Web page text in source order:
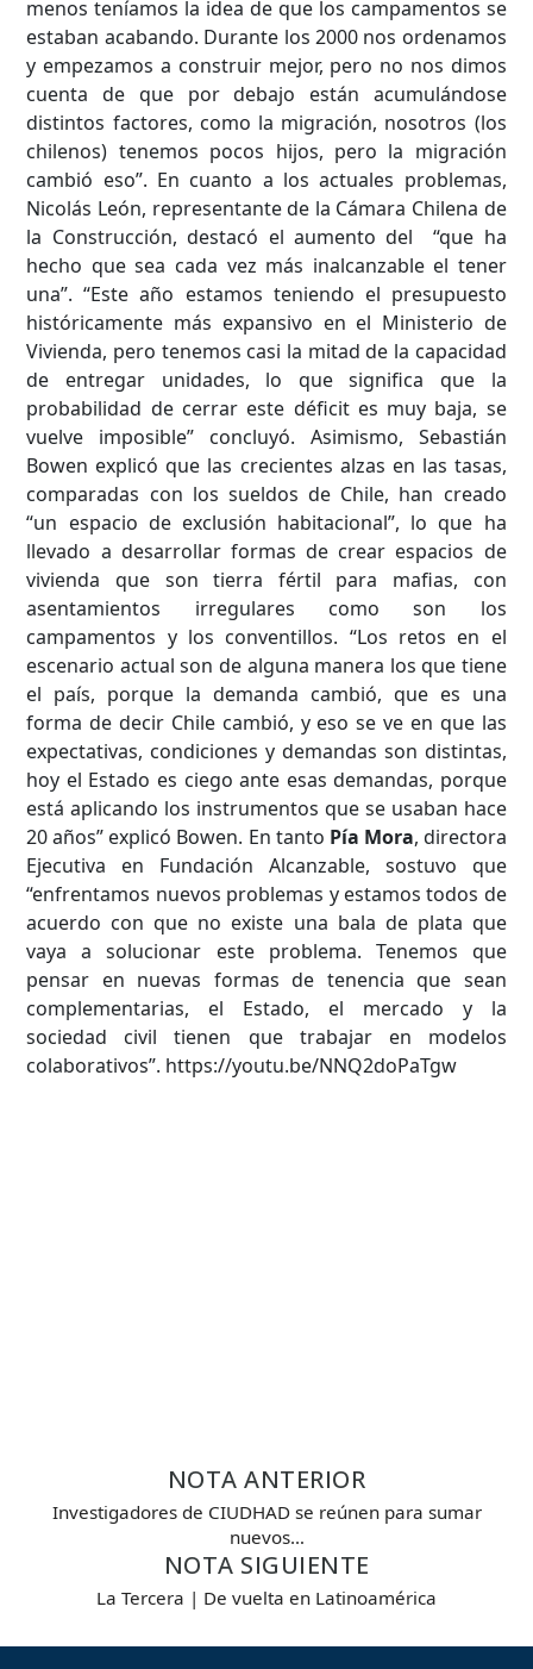
menos teníamos la idea de que los campamentos se
estaban acabando. Durante los 2000 nos ordenamos
y empezamos a construir mejor, pero no nos dimos
cuenta de que por debajo están acumulándose
distintos factores, como la migración, nosotros (los
chilenos) tenemos pocos hijos, pero la migración
cambió eso”. En cuanto a los actuales problemas,
Nicolás León, representante de la Cámara Chilena de
la Construcción, destacó el aumento del “que ha
hecho que sea cada vez más inalcanzable el tener
una”. “Este año estamos teniendo el presupuesto
históricamente más expansivo en el Ministerio de
Vivienda, pero tenemos casi la mitad de la capacidad
de entregar unidades, lo que significa que la
probabilidad de cerrar este déficit es muy baja, se
vuelve imposible” concluyó. Asimismo, Sebastián
Bowen explicó que las crecientes alzas en las tasas,
comparadas con los sueldos de Chile, han creado
“un espacio de exclusión habitacional”, lo que ha
llevado a desarrollar formas de crear espacios de
vivienda que son tierra fértil para mafias, con
asentamientos irregulares como son los
campamentos y los conventillos. “Los retos en el
escenario actual son de alguna manera los que tiene
el país, porque la demanda cambió, que es una
forma de decir Chile cambió, y eso se ve en que las
expectativas, condiciones y demandas son distintas,
hoy el Estado es ciego ante esas demandas, porque
está aplicando los instrumentos que se usaban hace
20 años” explicó Bowen. En tanto Pía Mora, directora
Ejecutiva en Fundación Alcanzable, sostuvo que
“enfrentamos nuevos problemas y estamos todos de
acuerdo con que no existe una bala de plata que
vaya a solucionar este problema. Tenemos que
pensar en nuevas formas de tenencia que sean
complementarias, el Estado, el mercado y la
sociedad civil tienen que trabajar en modelos
colaborativos”. https://youtu.be/NNQ2doPaTgw
NOTA ANTERIOR
Investigadores de CIUDHAD se reúnen para sumar
nuevos…
NOTA SIGUIENTE
La Tercera | De vuelta en Latinoamérica
Búsqueda Avanzada
Carrera
Palabra clave
Desde...
Hasta...